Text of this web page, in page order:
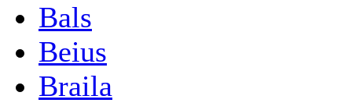
Bals
Beius
Braila